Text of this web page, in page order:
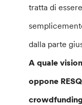
tratta di
dalla parte
A quale
oppone